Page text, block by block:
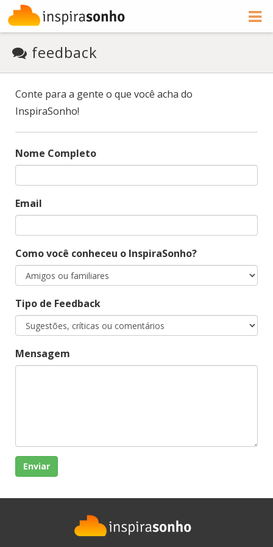
feedback
Conte para a gente o que você acha do
InspiraSonho!
Nome Completo
Email
Como você conheceu o InspiraSonho?
Tipo de Feedback
Mensagem
Enviar